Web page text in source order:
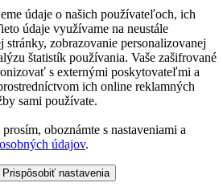
údaje o našich používateľoch, ich
údaje využívame na neustále
stránky, zobrazovanie personalizovanej
štatistík používania. Vaše zašifrované
s externými poskytovateľmi a
ich online reklamných
sami používate.
oboznámte s nastaveniami a
údajov.
Prispôsobiť nastavenia